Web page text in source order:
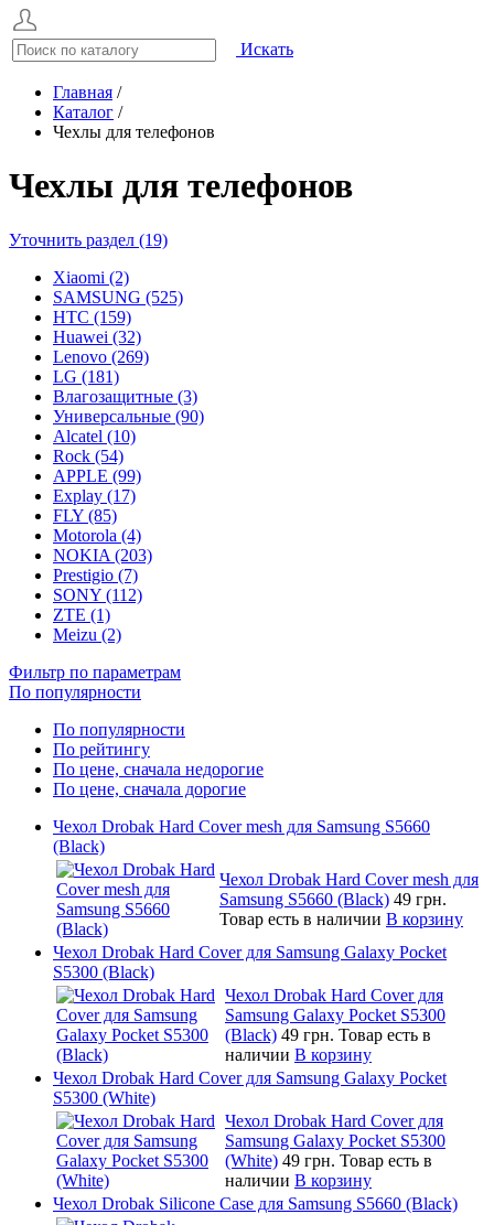
Искать
Главная /
Каталог /
Чехлы для телефонов
Чехлы для телефонов
Уточнить раздел (19)
Xiaomi (2)
SAMSUNG (525)
HTC (159)
Huawei (32)
Lenovo (269)
LG (181)
Влагозащитные (3)
Универсальные (90)
Alcatel (10)
Rock (54)
APPLE (99)
Explay (17)
FLY (85)
Motorola (4)
NOKIA (203)
Prestigio (7)
SONY (112)
ZTE (1)
Meizu (2)
Фильтр по параметрам
По популярности
По популярности
По рейтингу
По цене, сначала недорогие
По цене, сначала дорогие
Чехол Drobak Hard Cover mesh для Samsung S5660
(Black)
Чехол Drobak Hard Cover mesh для
Samsung S5660 (Black) 49 грн.
Товар есть в наличии В корзину
Чехол Drobak Hard Cover для Samsung Galaxy Pocket
S5300 (Black)
Чехол Drobak Hard Cover для
Samsung Galaxy Pocket S5300
(Black) 49 грн. Товар есть в
наличии В корзину
Чехол Drobak Hard Cover для Samsung Galaxy Pocket
S5300 (White)
Чехол Drobak Hard Cover для
Samsung Galaxy Pocket S5300
(White) 49 грн. Товар есть в
наличии В корзину
Чехол Drobak Silicone Case для Samsung S5660 (Black)